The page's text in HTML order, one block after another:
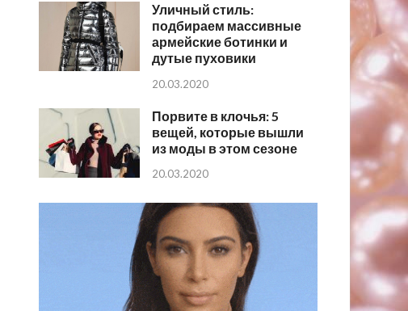
Уличный стиль:
подбираем массивные
армейские ботинки и
дутые пуховики
20.03.2020
Порвите в клочья: 5
вещей, которые вышли
из моды в этом сезоне
20.03.2020